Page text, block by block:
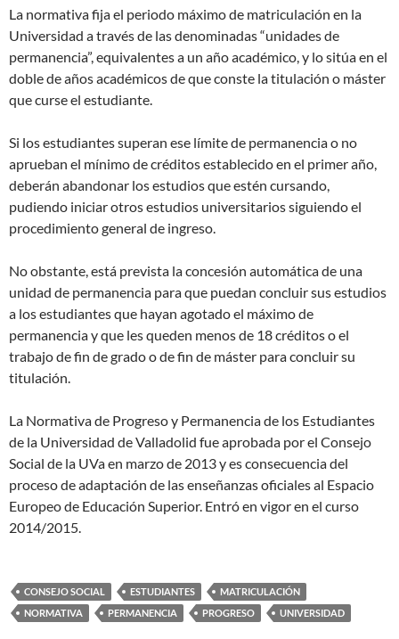
La normativa fija el periodo máximo de matriculación en la
Universidad a través de las denominadas “unidades de
permanencia”, equivalentes a un año académico, y lo sitúa en el
doble de años académicos de que conste la titulación o máster
que curse el estudiante.
Si los estudiantes superan ese límite de permanencia o no
aprueban el mínimo de créditos establecido en el primer año,
deberán abandonar los estudios que estén cursando,
pudiendo iniciar otros estudios universitarios siguiendo el
procedimiento general de ingreso.
No obstante, está prevista la concesión automática de una
unidad de permanencia para que puedan concluir sus estudios
a los estudiantes que hayan agotado el máximo de
permanencia y que les queden menos de 18 créditos o el
trabajo de fin de grado o de fin de máster para concluir su
titulación.
La Normativa de Progreso y Permanencia de los Estudiantes
de la Universidad de Valladolid fue aprobada por el Consejo
Social de la UVa en marzo de 2013 y es consecuencia del
proceso de adaptación de las enseñanzas oficiales al Espacio
Europeo de Educación Superior. Entró en vigor en el curso
2014/2015.
CONSEJO SOCIAL ESTUDIANTES
MATRICULACIÓN
NORMATIVA
PERMANENCIA PROGRESO UNIVERSIDAD